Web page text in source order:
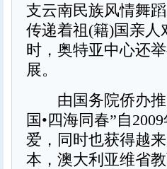
支云南民族风情舞
传递着祖(籍)国亲
时，奥特亚中心还
展。
由国务院侨办推
国•四海同春”自
爱，同时也获得越
本，澳大利亚维省